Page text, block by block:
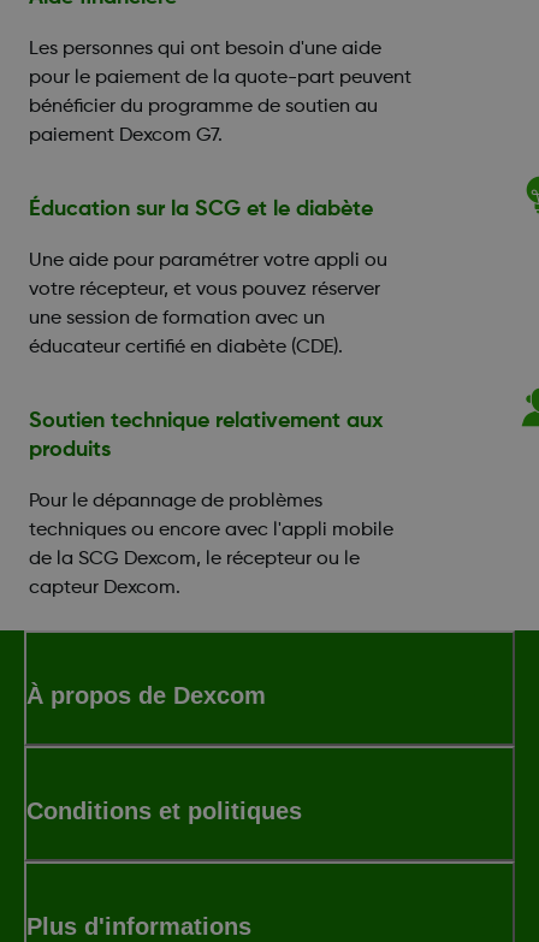
Les personnes qui ont besoin d'une aide
pour le paiement de la quote-part peuvent
bénéficier du programme de soutien au
paiement Dexcom G7.
Éducation sur la SCG et le diabète
Une aide pour paramétrer votre appli ou
votre récepteur, et vous pouvez réserver
une session de formation avec un
éducateur certifié en diabète (CDE).
Soutien technique relativement aux
produits
Pour le dépannage de problèmes
techniques ou encore avec l'appli mobile
de la SCG Dexcom, le récepteur ou le
capteur Dexcom.
À propos de Dexcom
Conditions et politiques
Plus d'informations